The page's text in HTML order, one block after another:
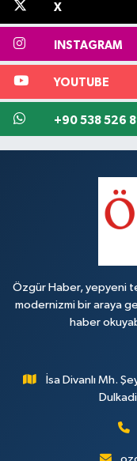
X
INSTAGRAM
YOUTUBE
+90 538 526
Özgür Haber, yepyeni
modernizmi bir araya
haber
İsa Divanlı Mh.